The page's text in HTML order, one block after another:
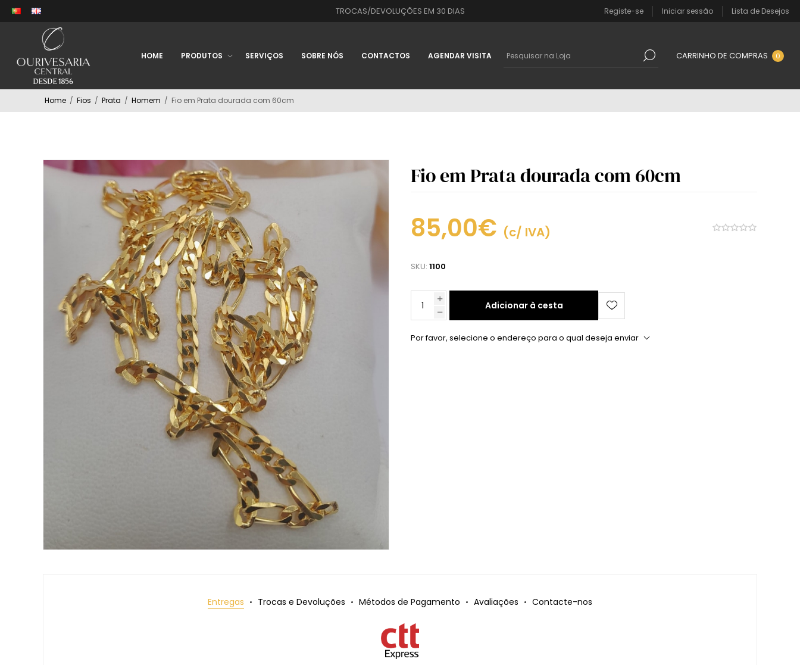
TROCAS/DEVOLUÇÕES EM 30 DIAS Registe-se Iniciar sessão Lista de Desejos
HOME PRODUTOS SERVIÇOS SOBRE NÓS CONTACTOS AGENDAR VISITA CARRINHO DE COMPRAS 0
Home / Fios / Prata / Homem / Fio em Prata dourada com 60cm
Fio em Prata dourada com 60cm
85,00€ (c/ IVA)
SKU: 1100
Adicionar à cesta
Por favor, selecione o endereço para o qual deseja enviar
Entregas Trocas e Devoluções Métodos de Pagamento Avaliações Contacte-nos